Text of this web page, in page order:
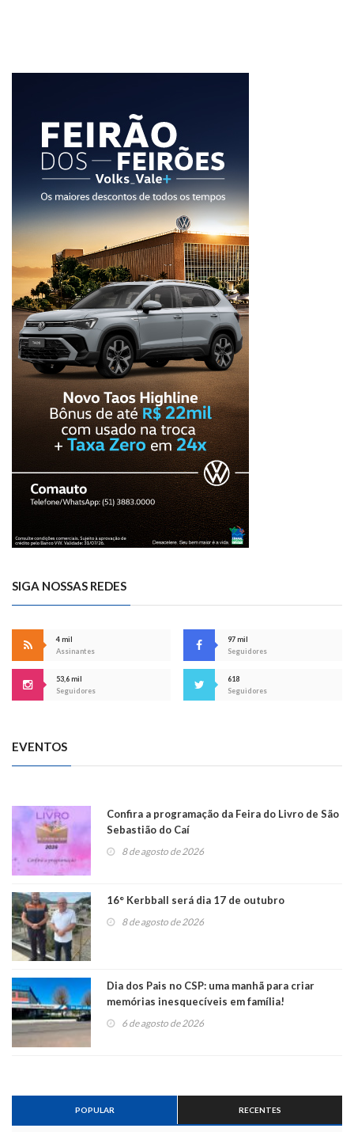
SIGA NOSSAS REDES
4 mil
Assinantes
97 mil
Seguidores
53,6 mil
Seguidores
618
Seguidores
EVENTOS
Confira a programação da Feira do Livro de São
Sebastião do Caí
8 de agosto de 2026
16° Kerbball será dia 17 de outubro
8 de agosto de 2026
Dia dos Pais no CSP: uma manhã para criar
memórias inesquecíveis em família!
6 de agosto de 2026
POPULAR RECENTES